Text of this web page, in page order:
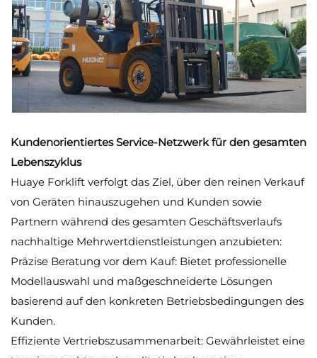
Kundenorientiertes Service-Netzwerk für den gesamten
Lebenszyklus
Huaye Forklift verfolgt das Ziel, über den reinen Verkauf
von Geräten hinauszugehen und Kunden sowie
Partnern während des gesamten Geschäftsverlaufs
nachhaltige Mehrwertdienstleistungen anzubieten:
Präzise Beratung vor dem Kauf: Bietet professionelle
Modellauswahl und maßgeschneiderte Lösungen
basierend auf den konkreten Betriebsbedingungen des
Kunden.
Effiziente Vertriebszusammenarbeit: Gewährleistet eine